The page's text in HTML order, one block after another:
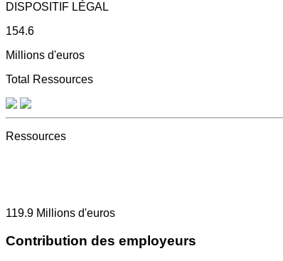
DISPOSITIF LÉGAL
154.6
Millions d'euros
Total Ressources
Ressources
119.9 Millions d'euros
Contribution des employeurs